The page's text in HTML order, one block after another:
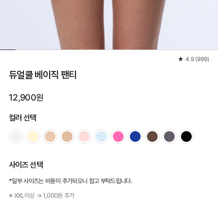
★ 4.9 (999)
듀얼쿨 베이직 팬티
12,900원
컬러 선택
사이즈 선택
*일부 사이즈는 비용이 추가되오니 참고 부탁드립니다.
※ XXL이상 → 1,000원 추가